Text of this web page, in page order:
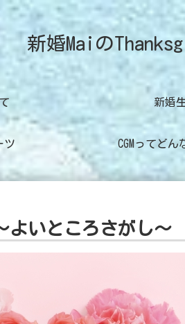
新婚Maiの
新婚
ツ CGMってどん
よいところさがし～